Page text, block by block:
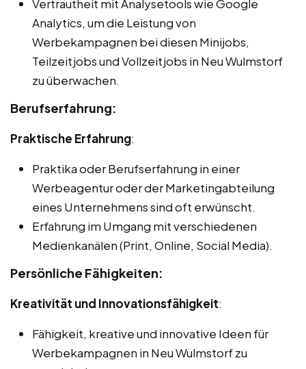
Vertrautheit mit Analysetools wie Google
Analytics, um die Leistung von
Werbekampagnen bei diesen Minijobs,
Teilzeitjobs und Vollzeitjobs in Neu Wulmstorf
zu überwachen.
Berufserfahrung:
Praktische Erfahrung:
Praktika oder Berufserfahrung in einer
Werbeagentur oder der Marketingabteilung
eines Unternehmens sind oft erwünscht.
Erfahrung im Umgang mit verschiedenen
Medienkanälen (Print, Online, Social Media).
Persönliche Fähigkeiten:
Kreativität und Innovationsfähigkeit:
Fähigkeit, kreative und innovative Ideen für
Werbekampagnen in Neu Wulmstorf zu